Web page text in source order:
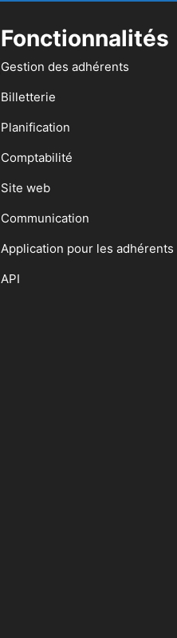
Fonctionnalités
Gestion des adhérents
Billetterie
Planification
Comptabilité
Site web
Communication
Application pour les adhérents
API